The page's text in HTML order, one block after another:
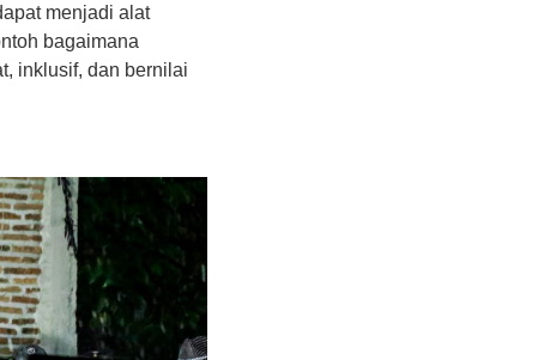
menjadi alat
bagaimana
inklusif, dan bernilai